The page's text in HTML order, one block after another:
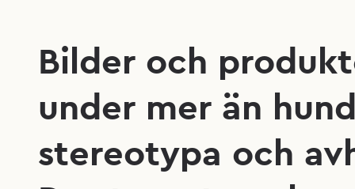
Bilder och
under mer än
stereotypa och